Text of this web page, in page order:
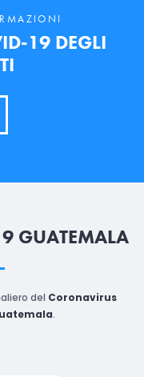
19 DEGLI
GUATEMALA
del Coronavirus
.